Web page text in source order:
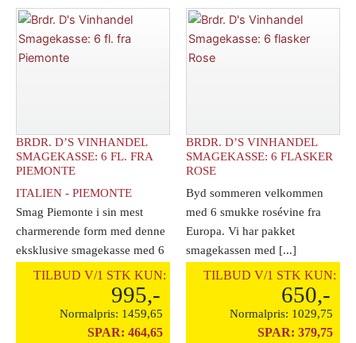
BRDR. D’S VINHANDEL
SMAGEKASSE: 6 FL. FRA
PIEMONTE
ITALIEN - PIEMONTE
Smag Piemonte i sin mest
charmerende form med denne
eksklusive smagekasse med 6
nøje udvalgte [...]
TILBUD V/1 STK KUN:
995,-
Normalpris: 1459,65
SPAR: 464,65
BRDR. D’S VINHANDEL
SMAGEKASSE: 6 FLASKER
ROSE
Byd sommeren velkommen
med 6 smukke rosévine fra
Europa. Vi har pakket
smagekassen med [...]
TILBUD V/1 STK KUN:
650,-
Normalpris: 1029,75
SPAR: 379,75